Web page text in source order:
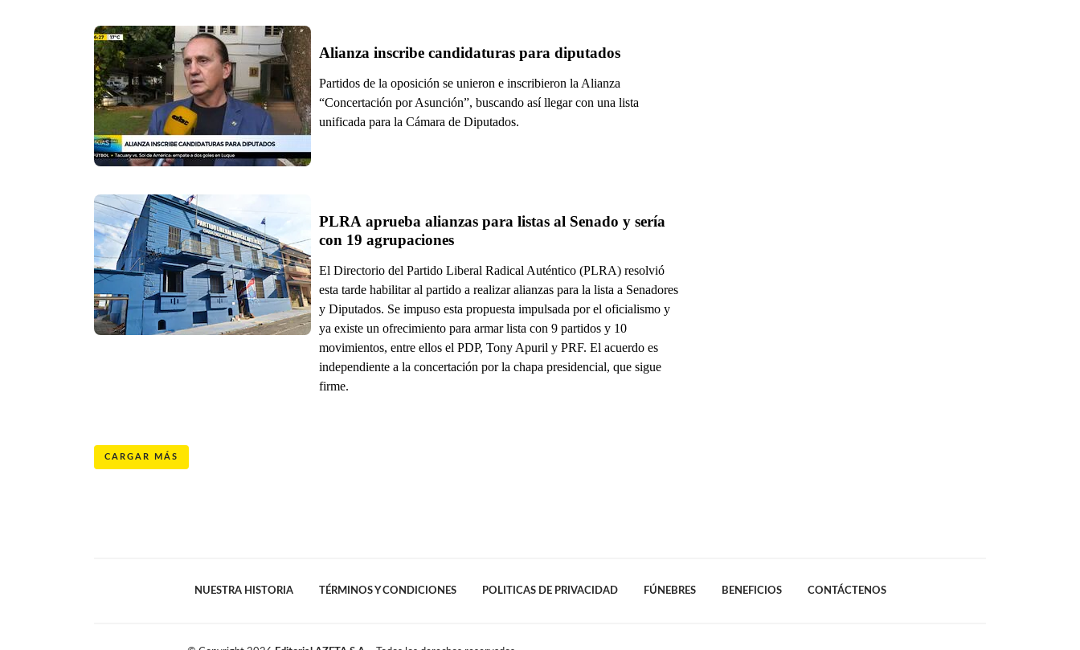
Alianza inscribe candidaturas para diputados
Partidos de la oposición se unieron e inscribieron la Alianza
“Concertación por Asunción”, buscando así llegar con una lista
unificada para la Cámara de Diputados.
PLRA aprueba alianzas para listas al Senado y sería
con 19 agrupaciones
El Directorio del Partido Liberal Radical Auténtico (PLRA) resolvió
esta tarde habilitar al partido a realizar alianzas para la lista a Senadores
y Diputados. Se impuso esta propuesta impulsada por el oficialismo y
ya existe un ofrecimiento para armar lista con 9 partidos y 10
movimientos, entre ellos el PDP, Tony Apuril y PRF. El acuerdo es
independiente a la concertación por la chapa presidencial, que sigue
firme.
CARGAR MÁS
NUESTRA HISTORIA TÉRMINOS Y CONDICIONES POLITICAS DE PRIVACIDAD FÚNEBRES BENEFICIOS CONTÁCTENOS